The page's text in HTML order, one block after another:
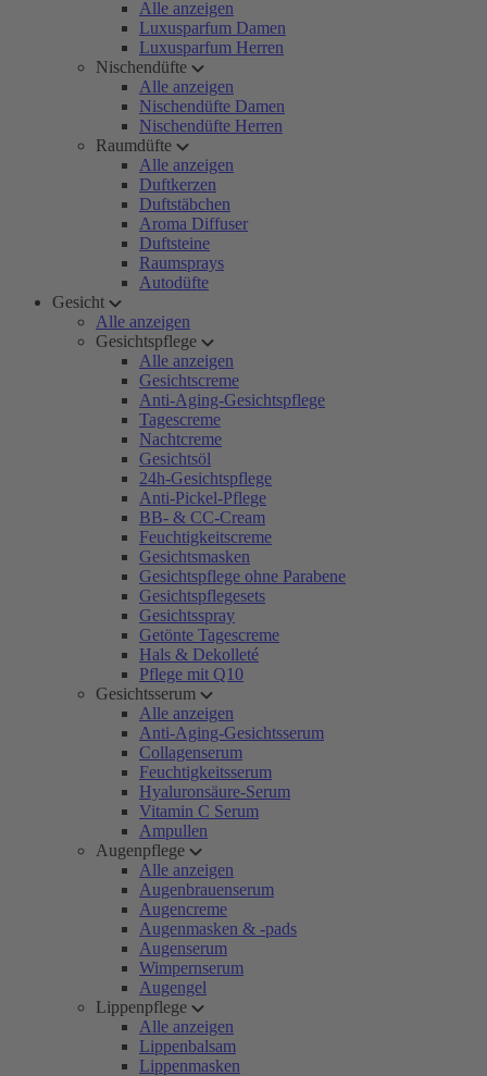
Alle anzeigen
Luxusparfum Damen
Luxusparfum Herren
Nischendüfte
Alle anzeigen
Nischendüfte Damen
Nischendüfte Herren
Raumdüfte
Alle anzeigen
Duftkerzen
Duftstäbchen
Aroma Diffuser
Duftsteine
Raumsprays
Autodüfte
Gesicht
Alle anzeigen
Gesichtspflege
Alle anzeigen
Gesichtscreme
Anti-Aging-Gesichtspflege
Tagescreme
Nachtcreme
Gesichtsöl
24h-Gesichtspflege
Anti-Pickel-Pflege
BB- & CC-Cream
Feuchtigkeitscreme
Gesichtsmasken
Gesichtspflege ohne Parabene
Gesichtspflegesets
Gesichtsspray
Getönte Tagescreme
Hals & Dekolleté
Pflege mit Q10
Gesichtsserum
Alle anzeigen
Anti-Aging-Gesichtsserum
Collagenserum
Feuchtigkeitsserum
Hyaluronsäure-Serum
Vitamin C Serum
Ampullen
Augenpflege
Alle anzeigen
Augenbrauenserum
Augencreme
Augenmasken & -pads
Augenserum
Wimpernserum
Augengel
Lippenpflege
Alle anzeigen
Lippenbalsam
Lippenmasken